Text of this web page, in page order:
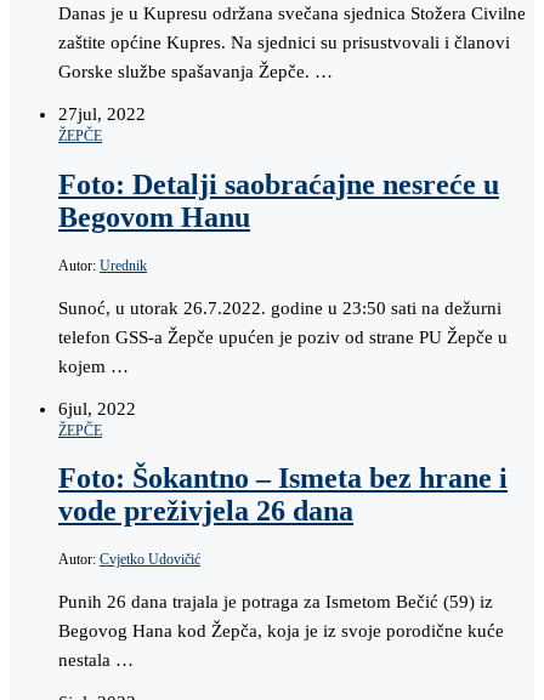
Danas je u Kupresu održana svečana sjednica Stožera Civilne
zaštite općine Kupres. Na sjednici su prisustvovali i članovi
Gorske službe spašavanja Žepče. …
27jul, 2022
ŽEPČE
Foto: Detalji saobraćajne nesreće u
Begovom Hanu
Autor: Urednik
Sunoć, u utorak 26.7.2022. godine u 23:50 sati na dežurni
telefon GSS-a Žepče upućen je poziv od strane PU Žepče u
kojem …
6jul, 2022
ŽEPČE
Foto: Šokantno – Ismeta bez hrane i
vode preživjela 26 dana
Autor: Cvjetko Udovičić
Punih 26 dana trajala je potraga za Ismetom Bečić (59) iz
Begovog Hana kod Žepča, koja je iz svoje porodične kuće
nestala …